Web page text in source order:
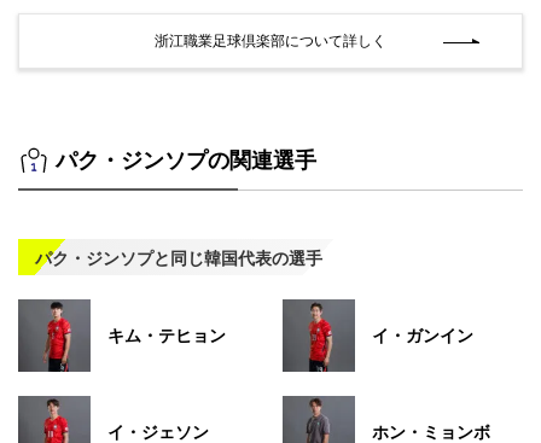
浙江職業足球倶楽部について詳しく
パク・ジンソプの関連選手
パク・ジンソプと同じ韓国代表の選手
キム・テヒョン イ・ガンイン
イ・ジェソン ホン・ミョンボ